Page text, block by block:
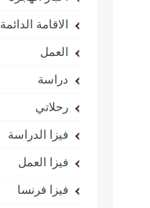
الاقامة الدائمة
العمل
دراسة
رحلاتي
فيزا الدراسة
فيزا العمل
فيزا فرنسا